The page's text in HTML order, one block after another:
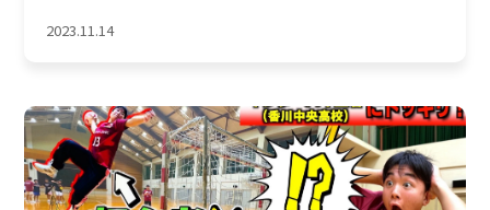
2023.11.14